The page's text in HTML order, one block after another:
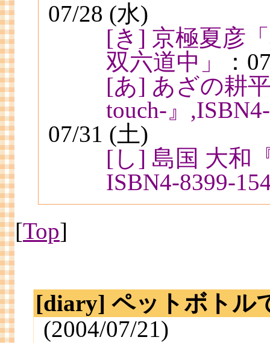
07/28 (水)
[き] 京極夏彦
双六道中」
：
[あ] あざの耕
touch-』
07/31 (土)
[し] 島国 大和
ISBN4-8399-
[Top]
[diary] ペットボトル
(2004/07/21)